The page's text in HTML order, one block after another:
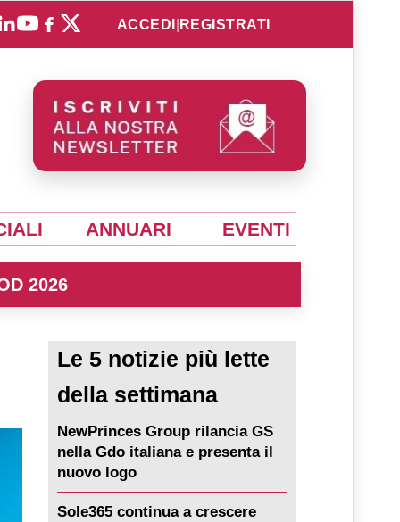
ACCEDI REGISTRATI
ANNUARI EVENTI
2026
Le 5 notizie più lette
della settimana
NewPrinces Group rilancia GS
nella Gdo italiana e presenta il
nuovo logo
Sole365 continua a crescere